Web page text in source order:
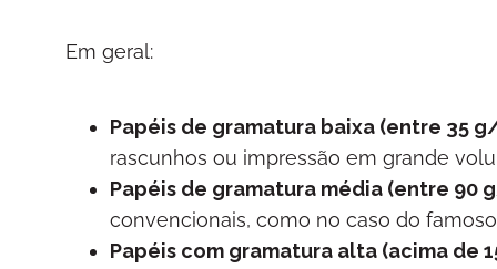
Em geral:
Papéis de gramatura baixa (entre 35
rascunhos ou impressão em grande
Papéis de gramatura média (entre 90
convencionais, como no caso do
Papéis com gramatura alta (acima de